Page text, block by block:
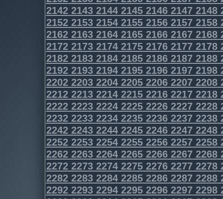
2142214321442145214621472148
2152215321542155215621572158
2162216321642165216621672168
2172217321742175217621772178
2182218321842185218621872188
2192219321942195219621972198
2202220322042205220622072208
2212221322142215221622172218
2222222322242225222622272228
2232223322342235223622372238
2242224322442245224622472248
2252225322542255225622572258
2262226322642265226622672268
2272227322742275227622772278
2282228322842285228622872288
2292229322942295229622972298